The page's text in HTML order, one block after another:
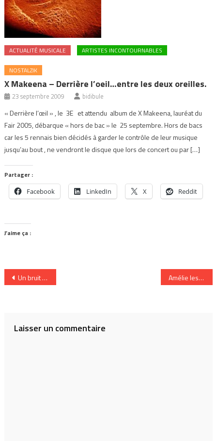
ACTUALITÉ MUSICALE ARTISTES INCONTOURNABLES
NOSTALZIK
X Makeena – Derrière l’oeil…entre les deux oreilles.
23 septembre 2009 bidibule
« Derrière l’œil » , le 3E et attendu album de X Makeena, lauréat du
Fair 2005, débarque « hors de bac » le 25 septembre. Hors de bacs
car les 5 rennais bien décidés à garder le contrôle de leur musique
jusqu’au bout , ne vendront le disque que lors de concert ou par […]
Partager :
Facebook LinkedIn X Reddit
J’aime ça :
Navigation
Un bruit qui court Amélie les Crayons, toujours aussi charmante !
Laisser un commentaire